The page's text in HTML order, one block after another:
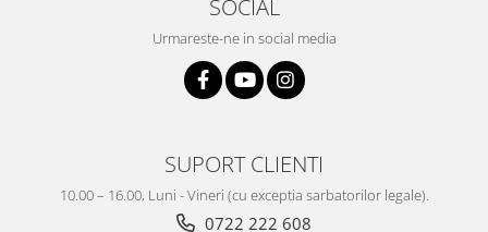
SOCIAL
Urmareste-ne in social media
SUPORT CLIENTI
10.00 – 16.00, Luni - Vineri (cu exceptia sarbatorilor legale).
0722 222 608